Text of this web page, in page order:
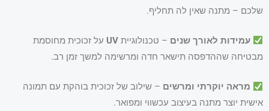
שלכם – מתנה שאין לה תחליף.
עמידות לאורך שנים – טכנולוגיית UV על זכוכית מחוסמת
מבטיחה שההדפסה תישאר חדה ומרשימה למשך זמן רב.
מראה יוקרתי ומרשים – שילוב של זכוכית בוהקת עם תמונה
אישית יוצר מתנה בעיצוב עכשווי ומפואר.